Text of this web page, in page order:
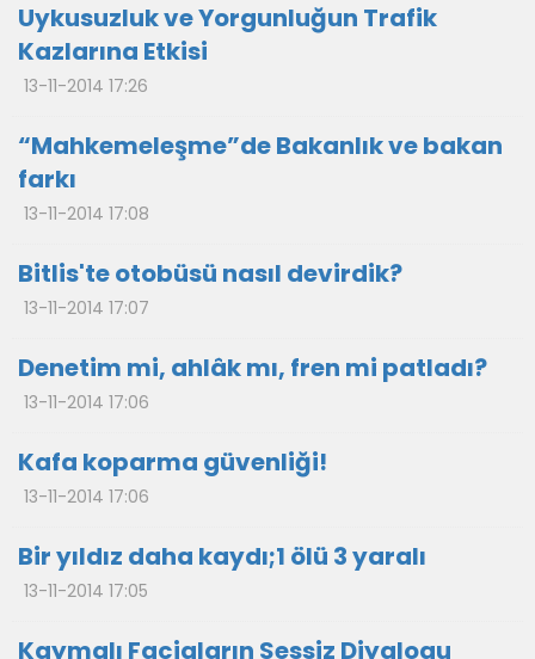
Uykusuzluk ve Yorgunluğun Trafik
Kazlarına Etkisi
13-11-2014 17:26
“Mahkemeleşme”de Bakanlık ve bakan
farkı
13-11-2014 17:08
Bitlis'te otobüsü nasıl devirdik?
13-11-2014 17:07
Denetim mi, ahlâk mı, fren mi patladı?
13-11-2014 17:06
Kafa koparma güvenliği!
13-11-2014 17:06
Bir yıldız daha kaydı;1 ölü 3 yaralı
13-11-2014 17:05
Kaymalı Faciaların Sessiz Diyalogu